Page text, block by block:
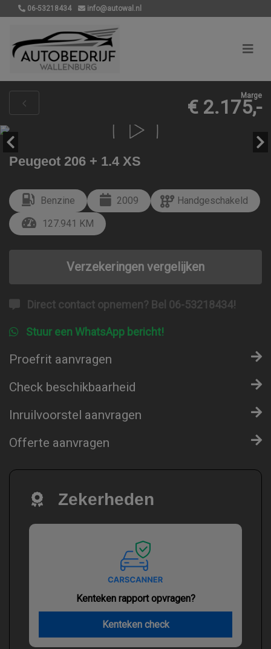
06-53218434 info@autowal.nl
Marge
€ 2.175,-
Peugeot 206 + 1.4 XS
Benzine 2009
Handgeschakeld
127.941 KM
Verzekeringen vergelijken
Direct contact opnemen? Bel 06-53218434!
Stuur een WhatsApp bericht!
Proefrit aanvragen
Check beschikbaarheid
Inruilvoorstel aanvragen
Offerte aanvragen
Zekerheden
Kenteken rapport opvragen?
Kenteken check